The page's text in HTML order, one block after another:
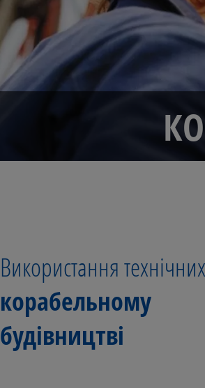
Використання
корабельному
будівництві